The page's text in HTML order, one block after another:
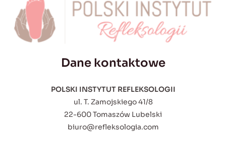
Dane kontaktowe
POLSKI INSTYTUT REFLEKSOLOGII
ul. T. Zamojskiego 41/8
22-600 Tomaszów Lubelski
biuro@refleksologia.com